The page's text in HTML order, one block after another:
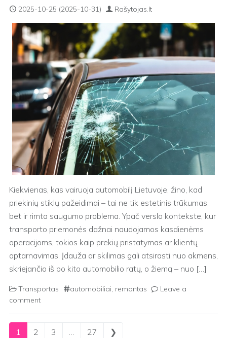
2025-10-25 (2025-10-31) Rašytojas.lt
Kiekvienas, kas vairuoja automobilį Lietuvoje, žino, kad
priekinių stiklų pažeidimai – tai ne tik estetinis trūkumas,
bet ir rimta saugumo problema. Ypač verslo kontekste, kur
transporto priemonės dažnai naudojamos kasdienėms
operacijoms, tokios kaip prekių pristatymas ar klientų
aptarnavimas. Įdauža ar skilimas gali atsirasti nuo akmens,
skriejančio iš po kito automobilio ratų, o žiemą – nuo […]
Transportas automobiliai, remontas
Leave a
comment
Posts navigation
1 2 3 … 27 ❯